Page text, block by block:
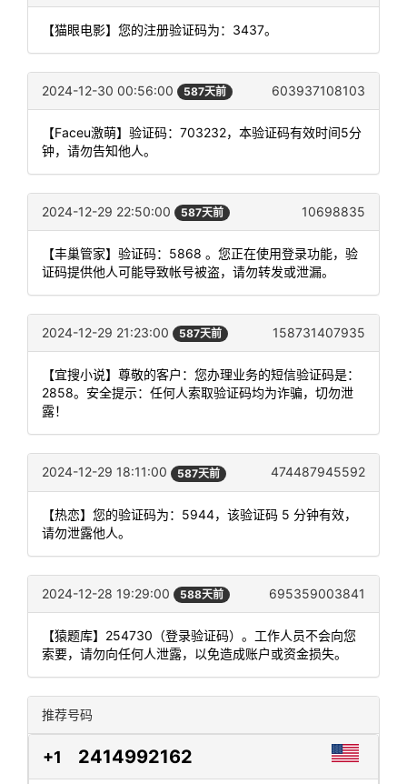
【猫眼电影】您的注册验证码为：3437。
2024-12-30 00:56:00 587天前 603937108103
【Faceu激萌】验证码：703232，本验证码有效时间5分
钟，请勿告知他人。
2024-12-29 22:50:00 587天前 10698835
【丰巢管家】验证码：5868 。您正在使用登录功能，验
证码提供他人可能导致帐号被盗，请勿转发或泄漏。
2024-12-29 21:23:00 587天前 158731407935
【宜搜小说】尊敬的客户：您办理业务的短信验证码是：
2858。安全提示：任何人索取验证码均为诈骗，切勿泄
露！
2024-12-29 18:11:00 587天前 474487945592
【热恋】您的验证码为：5944，该验证码 5 分钟有效，
请勿泄露他人。
2024-12-28 19:29:00 588天前 695359003841
【猿题库】254730（登录验证码）。工作人员不会向您
索要，请勿向任何人泄露，以免造成账户或资金损失。
推荐号码
+1 2414992162